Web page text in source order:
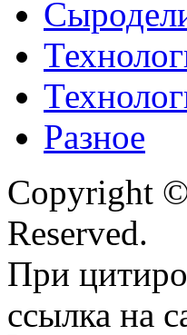
Разное
Copyright
Reserved.
При
ссылка на